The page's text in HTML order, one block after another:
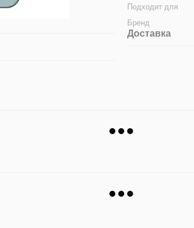
Подходит для
Бренд
Доставка